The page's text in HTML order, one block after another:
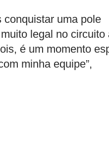
conquistar uma pole
legal no circuito
é um momento
minha equipe”,